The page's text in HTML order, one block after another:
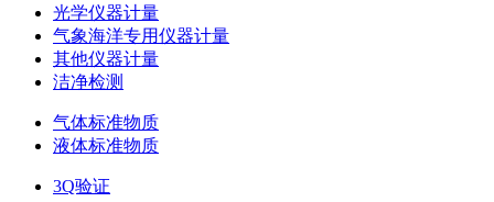
光学仪器计量
气象海洋专用仪器计量
其他仪器计量
洁净检测
气体标准物质
液体标准物质
3Q验证